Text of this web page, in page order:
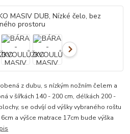
z dubu, s nízkým nožním čelem a
v šířkách 140 - 200 cm, délkách 200 -
se odvíjí od výšky vybraného roštu
a výšce matrace 17cm bude výška